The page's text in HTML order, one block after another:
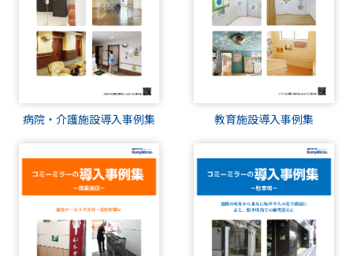
病院・介護施設導入事例集 教育施設導入事例集